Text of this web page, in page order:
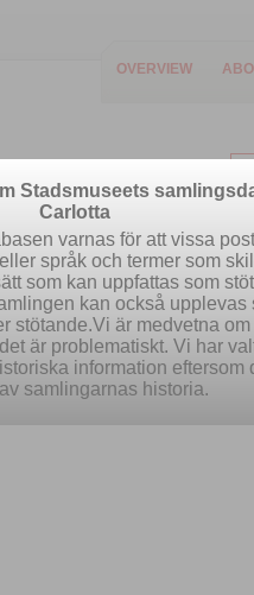
OVERVIEW
search Advanced search
Stadsmuseets
Carlotta
varnas för att vissa
språk och termer som
som kan uppfattas som
kan också upplevas
stötande.Vi är medvetna om
är problematiskt. Vi har
information eftersom
samlingarnas historia.